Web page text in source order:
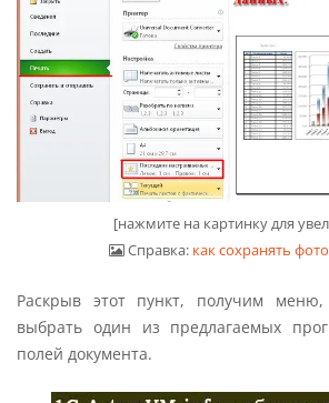
[нажмите на картинку для
Справка: как сохранять
Раскрыв этот пункт, получим
выбрать один из предлагаемых
полей документа.